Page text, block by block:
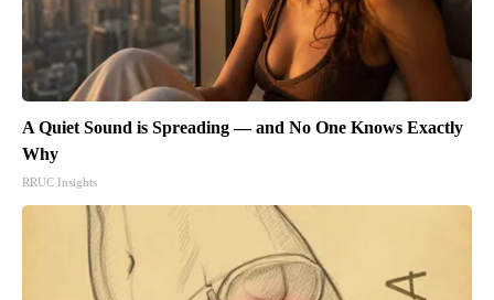
A Quiet Sound is Spreading — and No One Knows Exactly
Why
RRUC Insights